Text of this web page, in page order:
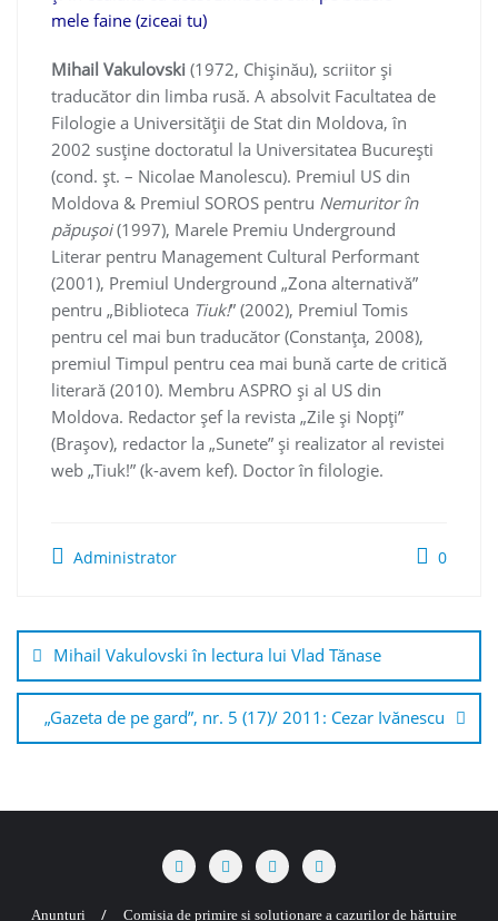
mele faine (ziceai tu)
Mihail Vakulovski (1972, Chişinău), scriitor şi
traducător din limba rusă. A absolvit Facultatea de
Filologie a Universităţii de Stat din Moldova, în
2002 susţine doctoratul la Universitatea Bucureşti
(cond. şt. – Nicolae Manolescu). Premiul US din
Moldova & Premiul SOROS pentru Nemuritor în
păpuşoi(1997), Marele Premiu Underground
Literar pentru Management Cultural Performant
(2001), Premiul Underground „Zona alternativă”
pentru „Biblioteca Tiuk!” (2002), Premiul Tomis
pentru cel mai bun traducător (Constanţa, 2008),
premiul Timpul pentru cea mai bună carte de critică
literară (2010). Membru ASPRO şi al US din
Moldova. Redactor şef la revista „Zile şi Nopţi”
(Braşov), redactor la „Sunete” şi realizator al revistei
web „Tiuk!” (k-avem kef). Doctor în filologie.
Administrator 0
în
articole
Mihail Vakulovski în lectura lui Vlad Tănase
„Gazeta de pe gard”, nr. 5 (17)/ 2011: Cezar Ivănescu
Anunțuri Comisia de primire și soluționare a cazurilor de hărțuire